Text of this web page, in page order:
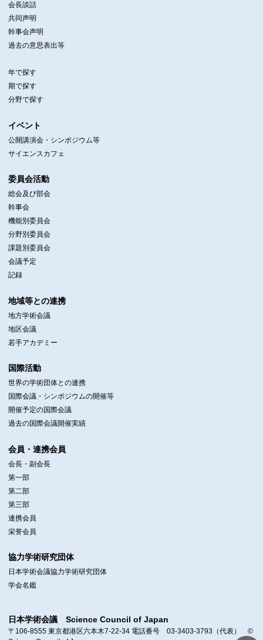
会長談話
共同声明
幹事会声明
過去の意思表出等
年で探す
期で探す
分野で探す
イベント
公開講演会・シンポジウム等
サイエンスカフェ
委員会活動
総会及び部会
幹事会
機能別委員会
分野別委員会
課題別委員会
会議予定
記録
地域等との連携
地方学術会議
地区会議
若手アカデミー
国際活動
世界の学術団体との連携
国際会議・シンポジウムの開催等
開催予定の国際会議
過去の国際会議開催実績
会員・連携会員
会長・副会長
第一部
第二部
第三部
連携会員
栄誉会員
協力学術研究団体
日本学術会議協力学術研究団体
学会名鑑
日本学術会議 Science Council of Japan
〒106-8555 東京都港区六本木7-22-34 電話番号 03-3403-3793（代表） ©